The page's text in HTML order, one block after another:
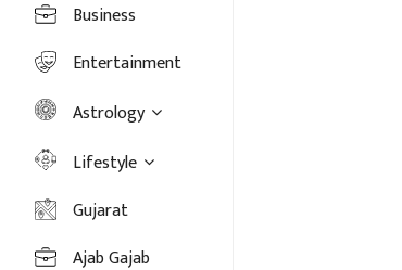
Business
Entertainment
Astrology
Lifestyle
Gujarat
Ajab Gajab